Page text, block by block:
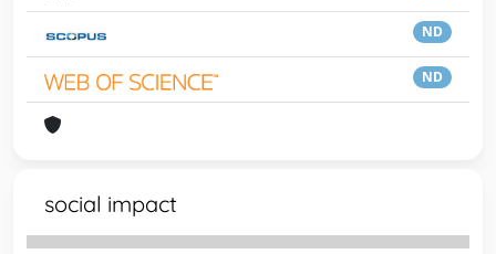
ND
ND
social impact